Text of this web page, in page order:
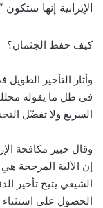
الإيرانية إنها ستكون
كيف حفظ الجثمان؟
وأثار التأخير
في ظل ما يقوله
السريع ولا تفضّل
وقال خبير مكافحة
إن الآلية المرجحة هي
الشيعي يتيح تأخير
الحصول على